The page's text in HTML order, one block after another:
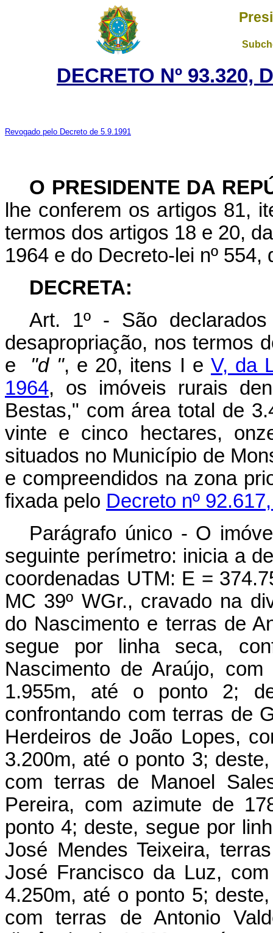
DECRETO Nº 93.320,
Revogado pelo Decreto de 5.9.1991
O PRESIDENTE DA
lhe conferem os artigos 81,
termos dos artigos 18 e 20,
1964 e do Decreto-lei nº 554,
DECRETA:
Art. 1º - São
desapropriação, nos termos
e "d ", e 20, itens I eV, da
1964, os imóveis rurais
Bestas," com área total de
vinte e cinco hectares,
situados no Município de
e compreendidos na zona
fixada pelo Decreto nº
Parágrafo único - O
seguinte perímetro: inicia a
coordenadas UTM: E =
MC 39º WGr., cravado na
do Nascimento e terras de
segue por linha seca,
Nascimento de Araújo,
1.955m, até o ponto 2;
confrontando com terras de
Herdeiros de João Lopes,
3.200m, até o ponto 3;
com terras de Manoel
Pereira, com azimute de
ponto 4; deste, segue por
José Mendes Teixeira,
José Francisco da Luz,
4.250m, até o ponto 5;
com terras de Antonio